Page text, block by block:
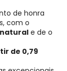
de honra
com o
e de o
de 0,79